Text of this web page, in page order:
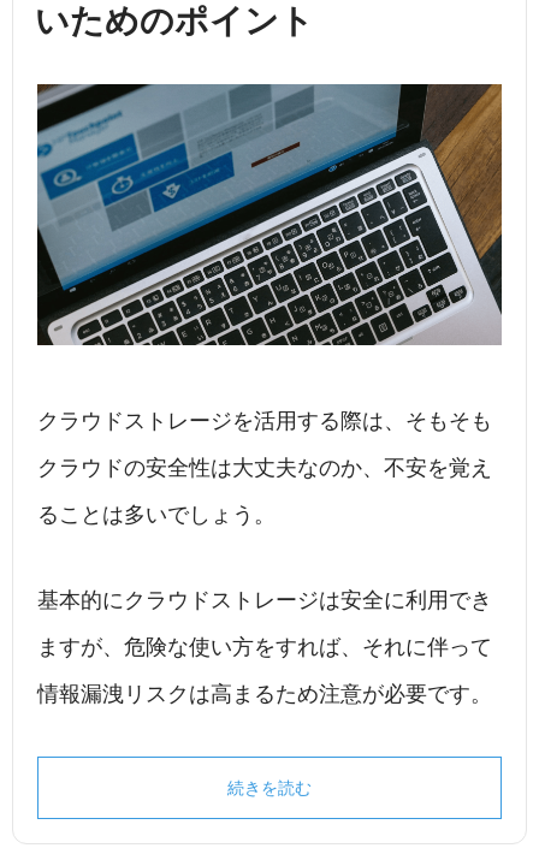
いためのポイント
クラウドストレージを活用する際は、そもそも
クラウドの安全性は大丈夫なのか、不安を覚え
ることは多いでしょう。
基本的にクラウドストレージは安全に利用でき
ますが、危険な使い方をすれば、それに伴って
情報漏洩リスクは高まるため注意が必要です。
続きを読む